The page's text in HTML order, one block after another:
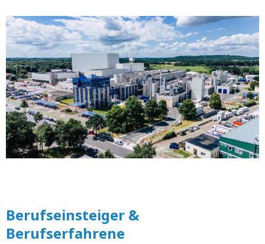
Berufseinsteiger &
Berufserfahrene